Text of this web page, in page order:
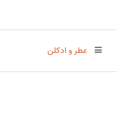
عطر و ادکلن